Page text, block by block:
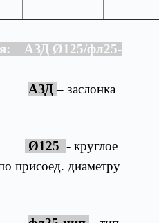
АЗД Ø125/фл25-
АЗД – заслонка
Ø125 - круглое
присоед. диаметру